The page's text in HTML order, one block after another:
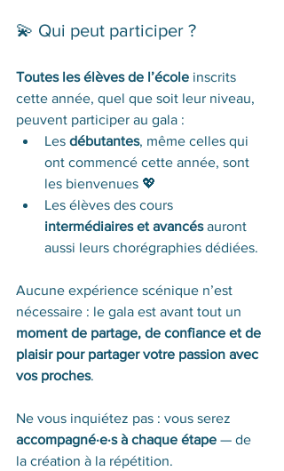
💫 Qui peut participer ?
Toutes les élèves de l’école inscrits
cette année, quel que soit leur niveau,
peuvent participer au gala :
Les débutantes, même celles qui
ont commencé cette année, sont
les bienvenues 💖
Les élèves des cours
intermédiaires et avancés auront
aussi leurs chorégraphies dédiées.
Aucune expérience scénique n’est
nécessaire : le gala est avant tout un
moment de partage, de confiance et de
plaisir pour partager votre passion avec
vos proches.
Ne vous inquiétez pas : vous serez
accompagné·e·s à chaque étape — de
la création à la répétition.